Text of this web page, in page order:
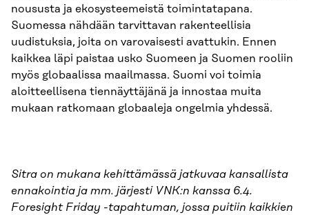
noususta ja ekosysteemeistä toimintatapana.
Suomessa nähdään tarvittavan rakenteellisia
uudistuksia, joita on varovaisesti avattukin. Ennen
kaikkea läpi paistaa usko Suomeen ja Suomen rooliin
myös globaalissa maailmassa. Suomi voi toimia
aloitteellisena tiennäyttäjänä ja innostaa muita
mukaan ratkomaan globaaleja ongelmia yhdessä.
Sitra on mukana kehittämässä jatkuvaa kansallista
ennakointia ja mm. järjesti VNK:n kanssa 6.4.
Foresight Friday -tapahtuman, jossa puitiin kaikkien